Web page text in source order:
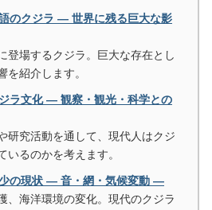
のクジラ ― 世界に残る巨大な影
登場するクジラ。巨大な存在とし
を紹介します。
ラ文化 ― 観察・観光・科学との
研究活動を通して、現代人はクジ
いるのかを考えます。
の現状 ― 音・網・気候変動 ―
、海洋環境の変化。現代のクジラ